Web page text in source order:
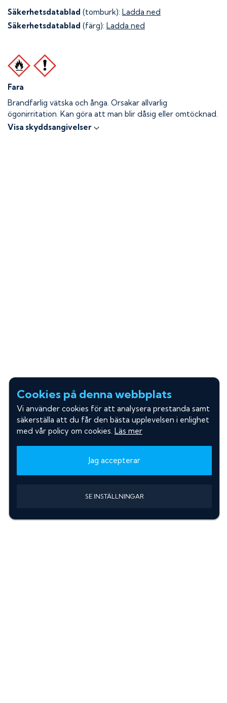
Säkerhetsdatablad (tomburk): Ladda ned
Säkerhetsdatablad (färg): Ladda ned
Fara
Brandfarlig vätska och ånga. Orsakar allvarlig
ögonirritation. Kan göra att man blir dåsig eller omtöcknad.
Visa skyddsangivelser
Cookies på denna webbplats
Vi använder cookies för att analysera prestanda samt
säkerställa att du får den bästa upplevelsen i enlighet
med vår policy om cookies. Läs mer
Jag accepterar
SE INSTÄLLNINGAR